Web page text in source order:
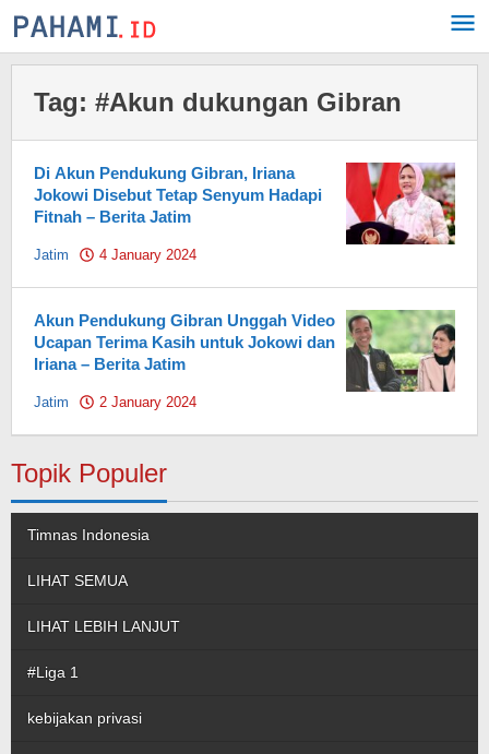
Skip
to
Tag: #Akun dukungan Gibran
Di Akun Pendukung Gibran, Iriana
Jokowi Disebut Tetap Senyum Hadapi
Fitnah – Berita Jatim
Jatim 4 January 2024
Akun Pendukung Gibran Unggah Video
Ucapan Terima Kasih untuk Jokowi dan
Iriana – Berita Jatim
Jatim 2 January 2024
Topik Populer
Timnas Indonesia
LIHAT SEMUA
LIHAT LEBIH LANJUT
#Liga 1
kebijakan privasi